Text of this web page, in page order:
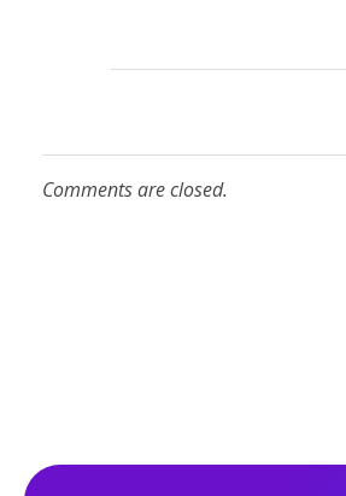
Comments are closed.